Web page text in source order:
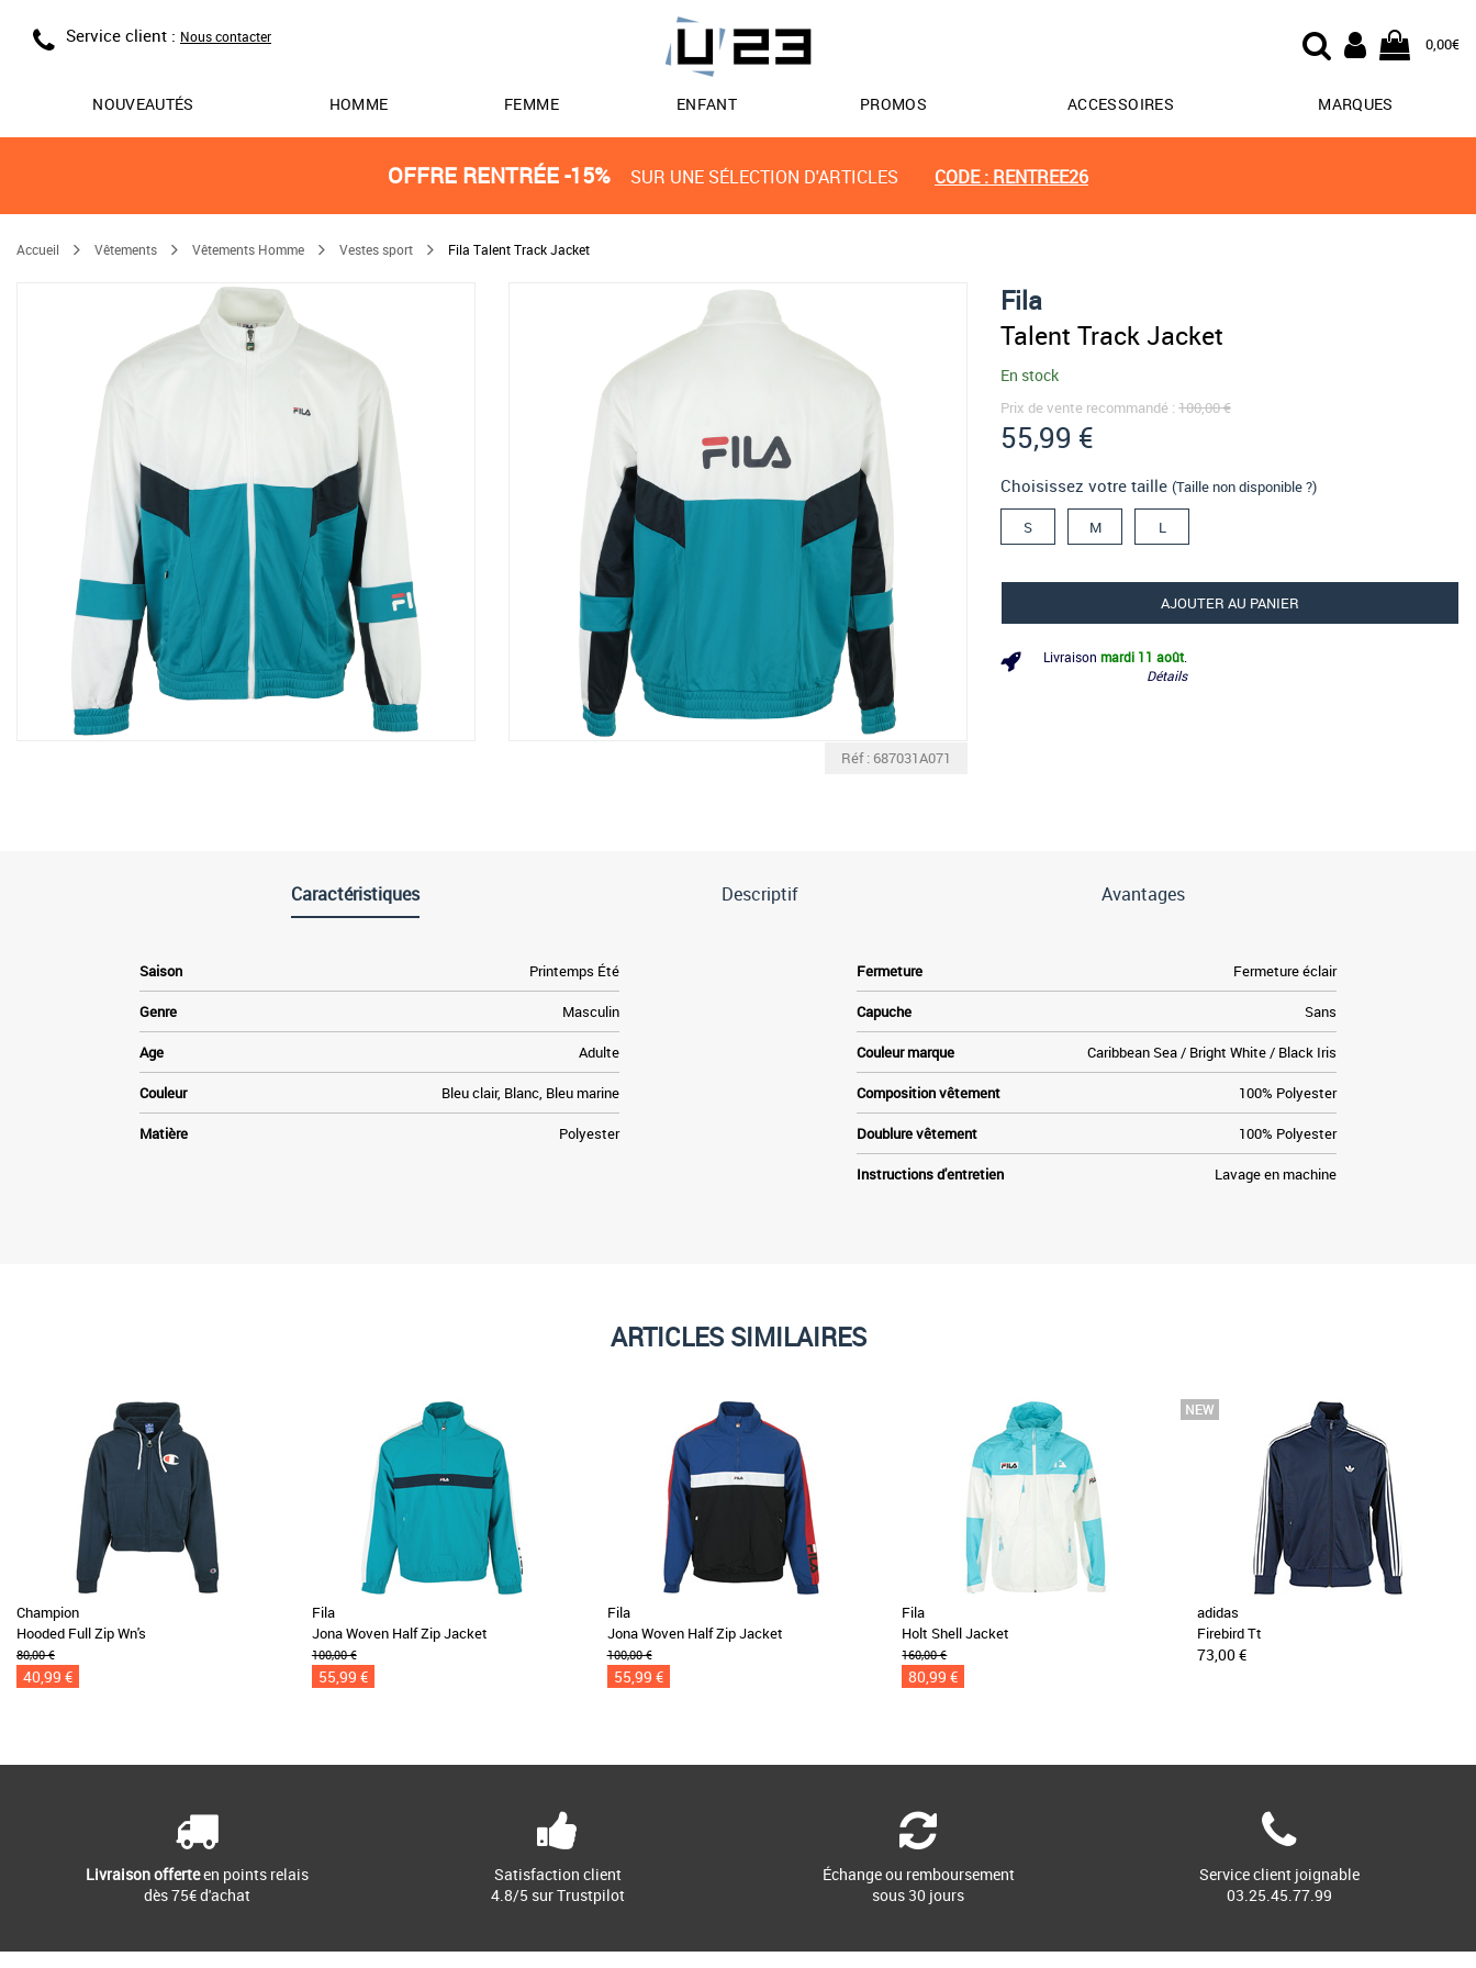
Service client : Nous contacter 0,00€
NOUVEAUTÉS HOMME FEMME ENFANT PROMOS ACCESSOIRES MARQUES
OFFRE RENTRÉE -15% SUR UNE SÉLECTION D'ARTICLES CODE : RENTREE26
Accueil Vêtements Vêtements Homme Vestes sport Fila Talent Track Jacket
Réf : 687031A071
Fila
Talent Track Jacket
En stock
Prix de vente recommandé : 100,00 €
55,99 €
Choisissez votre taille (Taille non disponible ?)
S M L
AJOUTER AU PANIER
Livraison mardi 11 août
Détails
Caractéristiques Descriptif Avantages
Saison Printemps Été
Genre Masculin
Age Adulte
Couleur Bleu clair, Blanc, Bleu marine
Matière Polyester
Fermeture Fermeture éclair
Capuche Sans
Couleur marque Caribbean Sea / Bright White / Black Iris
Composition vêtement 100% Polyester
Doublure vêtement 100% Polyester
Instructions d'entretien Lavage en machine
ARTICLES SIMILAIRES
Champion
Hooded Full Zip Wn's
80,00 €
40,99 €
Fila
Jona Woven Half Zip Jacket
100,00 €
55,99 €
Fila
Jona Woven Half Zip Jacket
100,00 €
55,99 €
Fila
Holt Shell Jacket
160,00 €
80,99 €
adidas
Firebird Tt
73,00 €
Livraison offerteen points relais
dès 75€ d'achat
Satisfaction client
4.8/5 sur Trustpilot
Échange ou remboursement
sous 30 jours
Service client joignable
03.25.45.77.99